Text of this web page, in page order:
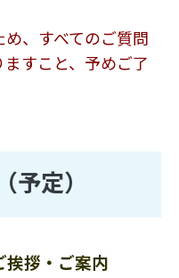
、すべてのご質問
すこと、予めご了
定）
挨拶・ご案内